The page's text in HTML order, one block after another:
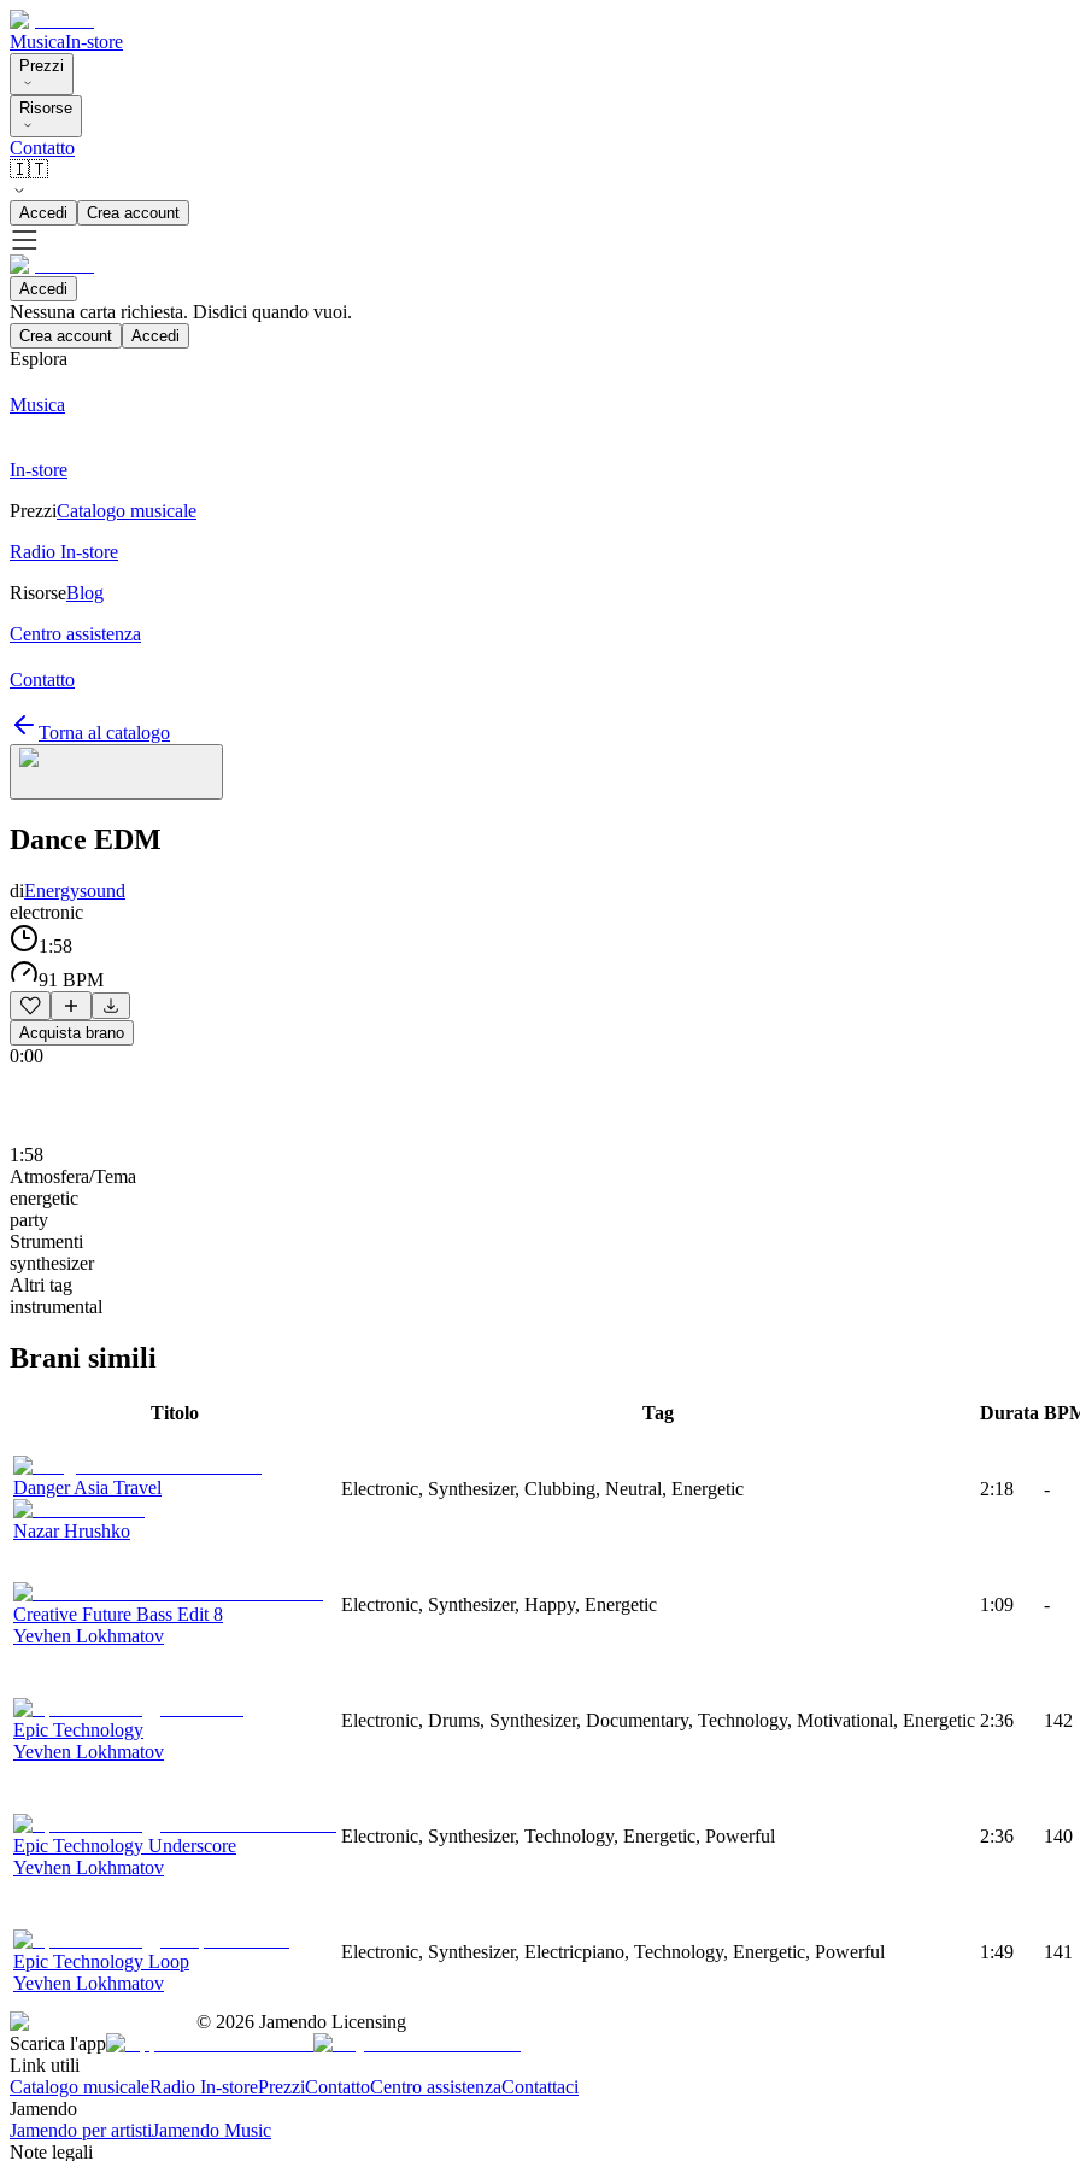
MusicaIn-store
Prezzi
Risorse
Contatto
🇮🇹
Accedi Crea account
Accedi
Nessuna carta richiesta. Disdici quando vuoi.
Crea account Accedi
Esplora
Musica
In-store
PrezziCatalogo musicale
Radio In-store
RisorseBlog
Centro assistenza
Contatto
Torna al catalogo
Dance EDM
diEnergysound
electronic
1:58
91 BPM
Acquista brano
0:00
1:58
Atmosfera/Tema
energetic
party
Strumenti
synthesizer
Altri tag
instrumental
Brani simili
Titolo Tag Durata
Danger Asia Travel
Nazar Hrushko
Electronic, Synthesizer, Clubbing, Neutral, Energetic 2:18 -
Creative Future Bass Edit 8
Yevhen Lokhmatov
Electronic, Synthesizer, Happy, Energetic 1:09 -
Epic Technology
Yevhen Lokhmatov
Electronic, Drums, Synthesizer, Documentary, Technology, Motivational, Energetic 2:36 142
Epic Technology Underscore
Yevhen Lokhmatov
Electronic, Synthesizer, Technology, Energetic, Powerful 2:36 140
Epic Technology Loop
Yevhen Lokhmatov
Electronic, Synthesizer, Electricpiano, Technology, Energetic, Powerful 1:49 141
© 2026 Jamendo Licensing
Scarica l'app
Link utili
Catalogo musicaleRadio In-storePrezziContattoCentro assistenzaContattaci
Jamendo
Jamendo per artistiJamendo Music
Note legali